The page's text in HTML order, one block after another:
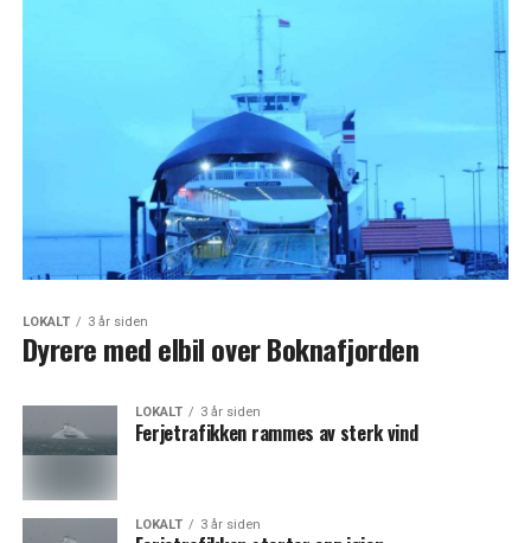
LOKALT 3 år siden
Dyrere med elbil over Boknafjorden
LOKALT 3 år siden
Ferjetrafikken rammes av sterk vind
LOKALT 3 år siden